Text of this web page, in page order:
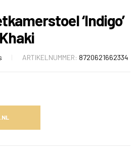
‘Indigo’
ARTIKELNUMMER: 8720621662334